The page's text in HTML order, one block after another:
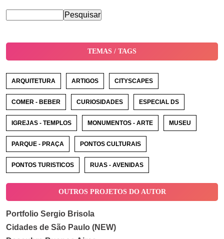
TEMAS / TAGS
ARQUITETURA ARTIGOS CITYSCAPES
COMER - BEBER CURIOSIDADES ESPECIAL DS
IGREJAS - TEMPLOS MONUMENTOS - ARTE MUSEU
PARQUE - PRAÇA PONTOS CULTURAIS
PONTOS TURISTICOS RUAS - AVENIDAS
OUTROS PROJETOS DO AUTOR
Portfolio Sergio Brisola
Cidades de São Paulo (NEW)